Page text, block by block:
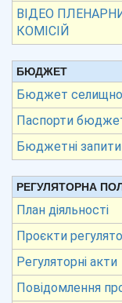
ВІДЕО
КОМІСІЙ
БЮДЖЕТ
Бюджет
Паспорти
Бюджетні запити
РЕГУЛЯТОРНА
План діяльності
Проєкти
Регуляторні акти
Повідомлення